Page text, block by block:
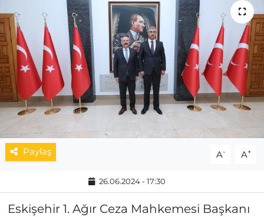
Paylaş A- A+
26.06.2024 - 17:30
Eskişehir 1. Ağır Ceza Mahkemesi Başkanı
MAGAZİN
ESKİŞEHİRSPOR